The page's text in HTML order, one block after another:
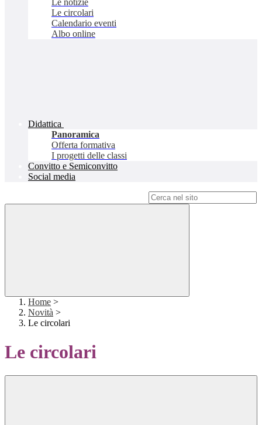
Le notizie
Le circolari
Calendario eventi
Albo online
Didattica
Panoramica
Offerta formativa
I progetti delle classi
Convitto e Semiconvitto
Social media
Home >
Novità >
Le circolari
Le circolari